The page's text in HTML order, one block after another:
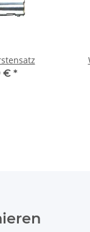
€ *